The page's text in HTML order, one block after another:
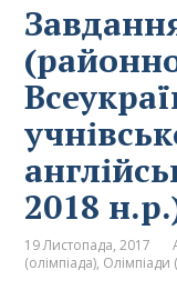
2018
19 Листопада, 2017
(олімпіада), Олімпіади